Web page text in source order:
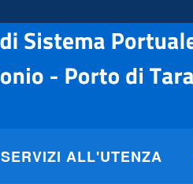
SERVIZI ALL'UTENZA